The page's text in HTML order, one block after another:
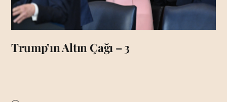
Trump’ın Altın Çağı – 3